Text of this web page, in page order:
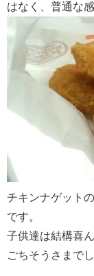
はなく、普通な
チキンナゲット
です。
子供達は結構喜
ごちそうさまでし